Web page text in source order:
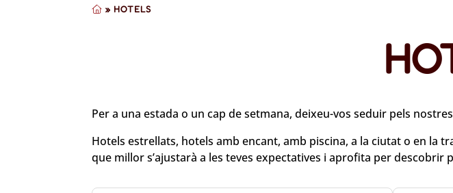
» HOTELS
Per a una estada o un cap de setmana, deixeu-vos seduir pels
Hotels estrellats, hotels amb encant, amb piscina, a la ciutat o en la
que millor s’ajustarà a les teves expectatives i aprofita per